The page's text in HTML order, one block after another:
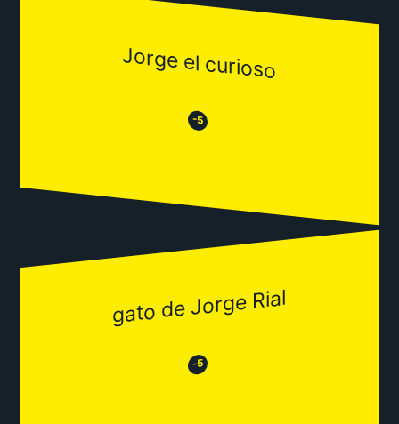
Jorge el curioso
😒 -5 😂
gato de Jorge Rial
😒 -5 😂